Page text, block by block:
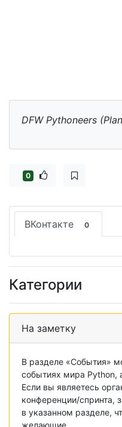
DFW Pythoneers
0
ВКонтакте 0
Категории
На заметку
В разделе «События»
событиях мира Python,
Если вы являетесь
конференции/спринта,
в указанном разделе,
желающие.